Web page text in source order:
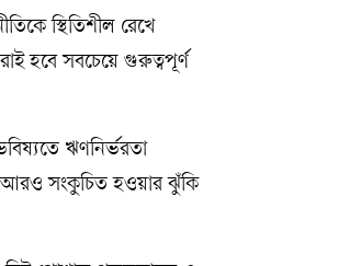
স্থিতিশীল রেখে
হবে সবচেয়ে গুরুত্বপূর্ণ
ঋণনির্ভরতা
আরও সংকুচিত হওয়ার ঝুঁকি